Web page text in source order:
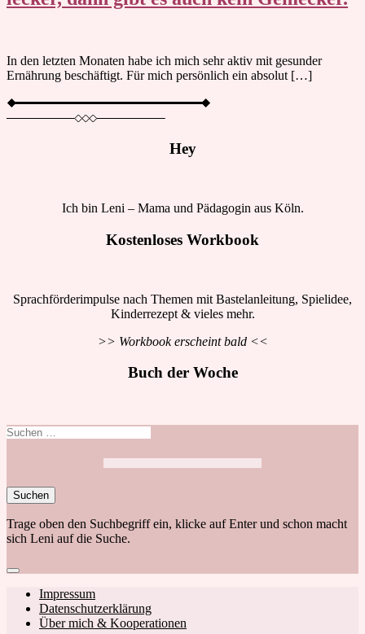
In den letzten Monaten habe ich mich sehr aktiv mit gesunder
Ernährung beschäftigt. Für mich persönlich ein absolut […]
Hey
Ich bin Leni – Mama und Pädagogin aus Köln.
Kostenloses Workbook
Sprachförderimpulse nach Themen mit Bastelanleitung, Spielidee,
Kinderrezept & vieles mehr.
>> Workbook erscheint bald <<
Buch der Woche
Suchen
Trage oben den Suchbegriff ein, klicke auf Enter und schon macht
sich Leni auf die Suche.
Close
search
Footer
navigation
Impressum
Datenschutzerklärung
Über mich & Kooperationen